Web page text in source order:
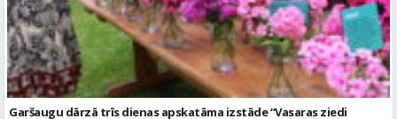
Garšaugu dārzā trīs dienas apskatāma izstāde “Vasaras ziedi
pilsētai svētkos”